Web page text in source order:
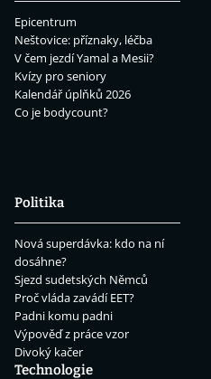
Epicentrum
Neštovice: příznaky, léčba
V čem jezdí Yamal a Mesii?
Kvízy pro seniory
Kalendář úplňků 2026
Co je bodycount?
Politika
Nová superdávka: kdo na ní
dosáhne?
Sjezd sudetských Němců
Proč vláda zavádí EET?
Padni komu padni
Výpověď z práce vzor
Divoký kačer
Technologie